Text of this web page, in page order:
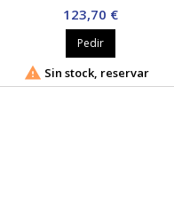
Precio
123,70 €
Pedir
 Sin stock, reservar